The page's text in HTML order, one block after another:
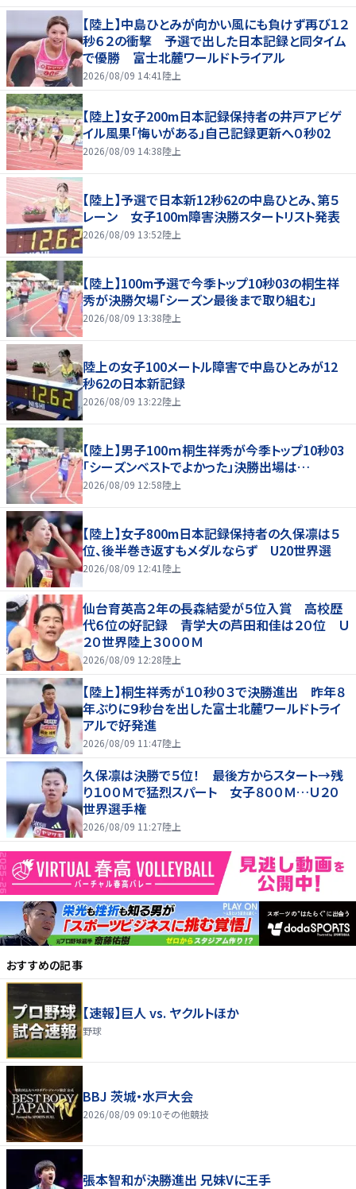
【陸上】中島ひとみが向かい風にも負けず再び１２
秒６２の衝撃 予選で出した日本記録と同タイム
で優勝 富士北麓ワールドトライアル
2026/08/09 14:41 陸上
【陸上】女子200m日本記録保持者の井戸アビゲ
イル風果「悔いがある」自己記録更新へ０秒02
2026/08/09 14:38陸上
【陸上】予選で日本新12秒62の中島ひとみ、第５
レーン 女子100m障害決勝スタートリスト発表
2026/08/09 13:52陸上
【陸上】100m予選で今季トップ10秒03の桐生祥
秀が決勝欠場「シーズン最後まで取り組む」
2026/08/09 13:38陸上
陸上の女子100メートル障害で中島ひとみが12
秒62の日本新記録
2026/08/09 13:22陸上
【陸上】男子100ｍ桐生祥秀が今季トップ10秒03
「シーズンベストでよかった」決勝出場は…
2026/08/09 12:58陸上
【陸上】女子800m日本記録保持者の久保凛は５
位、後半巻き返すもメダルならず U20世界選
2026/08/09 12:41 陸上
仙台育英高２年の長森結愛が５位入賞 高校歴
代６位の好記録 青学大の芦田和佳は２０位 Ｕ
２０世界陸上３０００Ｍ
2026/08/09 12:28陸上
【陸上】桐生祥秀が１０秒０３で決勝進出 昨年８
年ぶりに９秒台を出した富士北麓ワールドトライ
アルで好発進
2026/08/09 11:47陸上
久保凛は決勝で５位！ 最後方からスタート→残
り１００Ｍで猛烈スパート 女子８００Ｍ…Ｕ２０
世界選手権
2026/08/09 11:27陸上
おすすめの記事
【速報】巨人 vs. ヤクルトほか
野球
BBJ 茨城・水戸大会
2026/08/09 09:10その他競技
張本智和が決勝進出 兄妹Vに王手